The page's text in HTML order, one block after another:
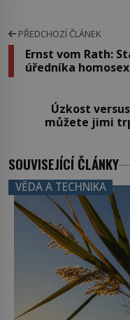
PŘEDCHOZÍ ČLÁNEK
Ernst vom Rath:
úředníka
Úzkost
můžete jimi
SOUVISEJÍCÍ ČLÁNKY
VĚDA A TECHNIKA